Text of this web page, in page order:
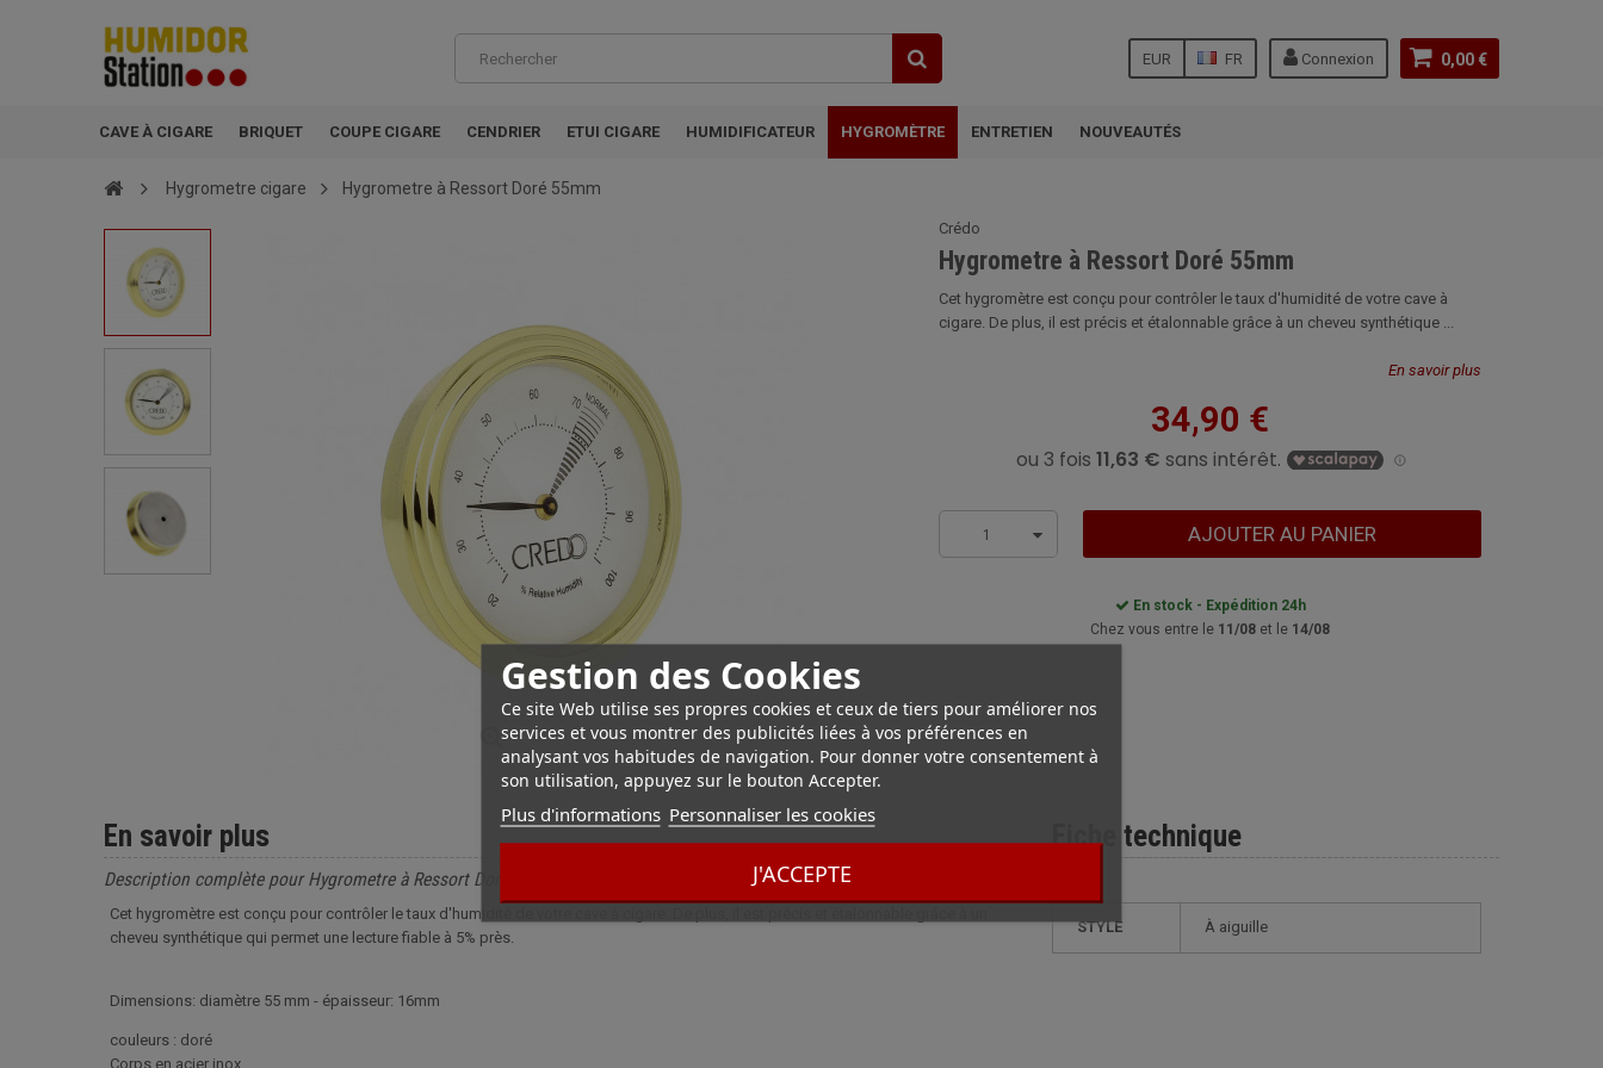
0,00 €
Connexion
FR
EUR
CAVE À CIGARE BRIQUET COUPE CIGARE CENDRIER ETUI CIGARE HUMIDIFICATEUR HYGROMÈTRE ENTRETIEN NOUVEAUTÉS
Gestion des Cookies
Ce site Web utilise ses propres cookies et ceux de tiers pour améliorer nos
services et vous montrer des publicités liées à vos préférences en
analysant vos habitudes de navigation. Pour donner votre consentement à
son utilisation, appuyez sur le bouton Accepter.
Plus d'informations Personnaliser les cookies
J'ACCEPTE
Hygrometre cigare Hygrometre à Ressort Doré 55mm
Crédo
Hygrometre à Ressort Doré 55mm
Cet hygromètre est conçu pour contrôler le taux d'humidité de votre cave à
cigare. De plus, il est précis et étalonnable grâce à un cheveu synthétique ...
En savoir plus
34,90 €
1 AJOUTER AU PANIER
En stock - Expédition 24h
Chez vous entre le 11/08 et le 14/08
Fiche technique
STYLE à aiguille
En savoir plus
Description complète pour Hygrometre à Ressort Doré 55mm
Cet hygromètre est conçu pour contrôler le taux d'humidité de votre cave à cigare. De plus, il est précis et étalonnable grâce à un
cheveu synthétique qui permet une lecture fiable à 5% près.
Dimensions: diamètre 55 mm - épaisseur: 16mm
couleurs : doré
Corps en acier inox